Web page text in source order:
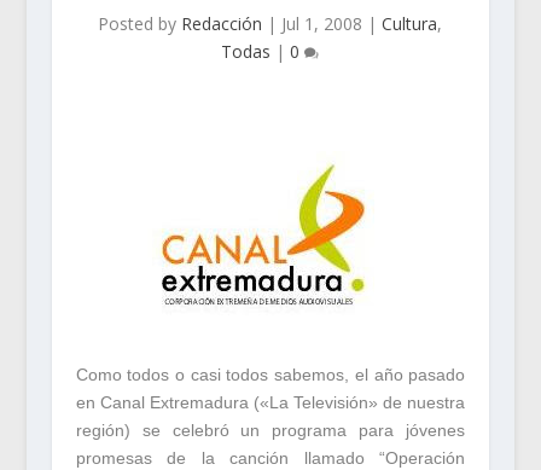
Posted by Redacción | Jul 1, 2008 |Cultura,
Todas |0
Como todos o casi todos sabemos, el año pasado
en Canal Extremadura («La Televisión» de nuestra
región) se celebró un programa para jóvenes
promesas de la canción llamado “Operación